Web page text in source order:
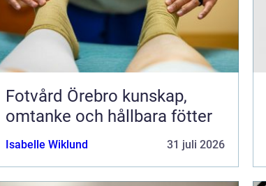
Fotvård Örebro kunskap,
omtanke och hållbara fötter
Isabelle Wiklund 31 juli 2026